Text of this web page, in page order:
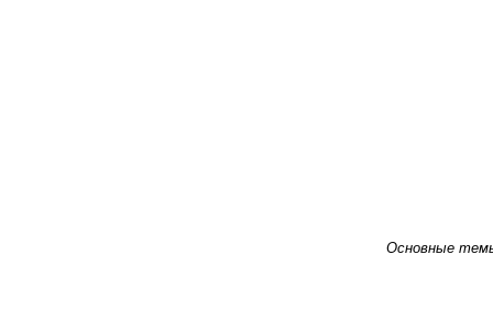
Основные